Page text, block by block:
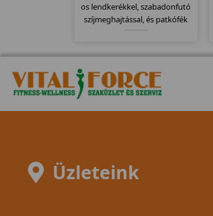
os lendkerékkel, szabadonfutó
szíjmeghajtással, és patkófék
kitartóknak, ekkora
lendkerékkel csúcsokat
dönthetünk meg!
Üzleteink